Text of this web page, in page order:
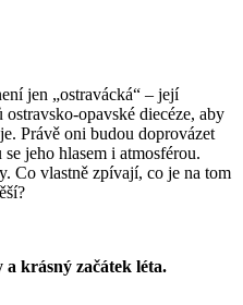
jen „ostravácká“ – její
opavské diecéze, aby
Právě oni budou doprovázet
jeho hlasem i atmosférou.
Co vlastně zpívají, co je na tom
a krásný začátek léta.